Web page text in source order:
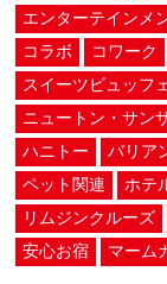
エンターテインメ
コラボ
コワーク
スイーツビュッフ
ニュートン・サン
ハニトー
バリア
ペット関連
ホテ
リムジンクルーズ
安心お宿
マーム